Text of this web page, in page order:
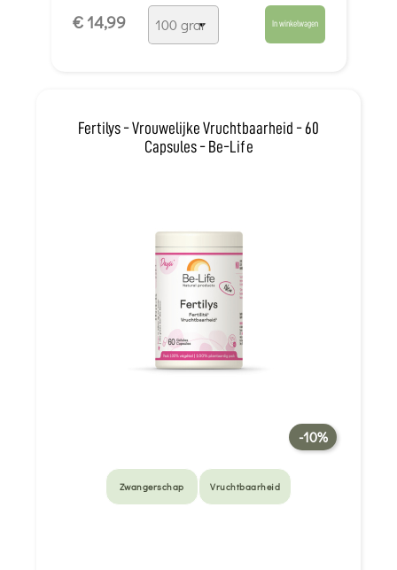
Seksualiteit van
vrouwen
Cerebrale
microcirculatie
Natte hoest en
luchtwegen
€ 14,99 In winkelwagen
Fertilys - Vrouwelijke Vruchtbaarheid - 60
Capsules - Be-Life
-10%
Zwangerschap Vruchtbaarheid